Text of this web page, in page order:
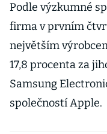
Podle výzkumné
firma v prvním
největším
17,8 procenta za
Samsung
společností Apple.